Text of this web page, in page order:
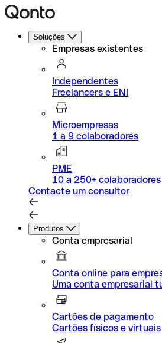
Soluções
Empresas existentes
Independentes
Freelancers e ENI
Microempresas
1 a 9 colaboradores
PME
10 a 250+ colaboradores
Contacte um consultor
Produtos
Conta empresarial
Conta online para
Uma conta empresarial
Cartões de pagamento
Cartões físicos e virtuais